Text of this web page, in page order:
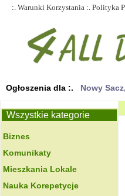
:. Warunki Korzystania :. Polityka
Ogłoszenia dla :. Nowy
Wszystkie kategorie
Biznes
Komunikaty
Mieszkania Lokale
Nauka Korepetycje